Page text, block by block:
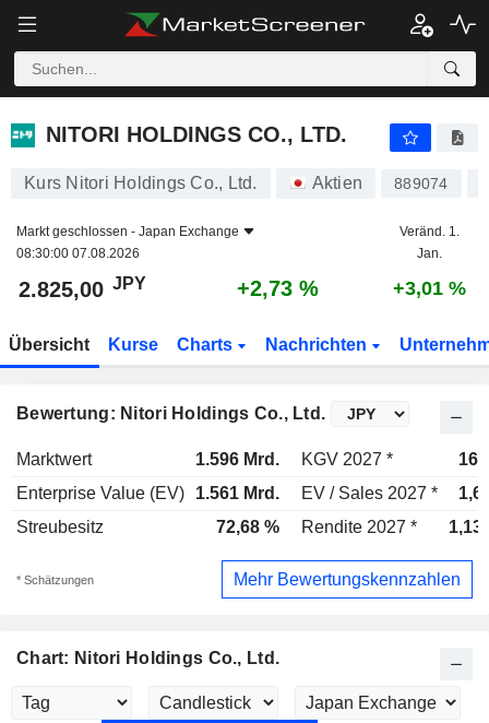
NITORI HOLDINGS CO., LTD.
Kurs Nitori Holdings Co., Ltd. Aktien 889074
Markt geschlossen - Japan Exchange
08:30:00 07.08.2026
Veränd. 1.
Jan.
2.825,00 JPY +2,73 % +3,01 %
Übersicht Kurse Charts Nachrichten
Bewertung: Nitori Holdings Co., Ltd.
Marktwert 1.596 Mrd. KGV 2027 *
Enterprise Value (EV)
1.561 Mrd. EV / Sales 2027 *
Streubesitz
72,68 % Rendite 2027 * 1,13
* Schätzungen Mehr Bewertungskennzahlen
Chart: Nitori Holdings Co., Ltd.